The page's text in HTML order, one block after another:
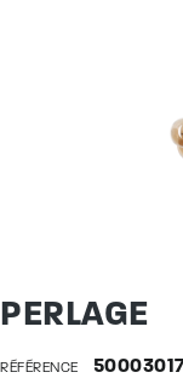
PERLAGE
RÉFÉRENCE